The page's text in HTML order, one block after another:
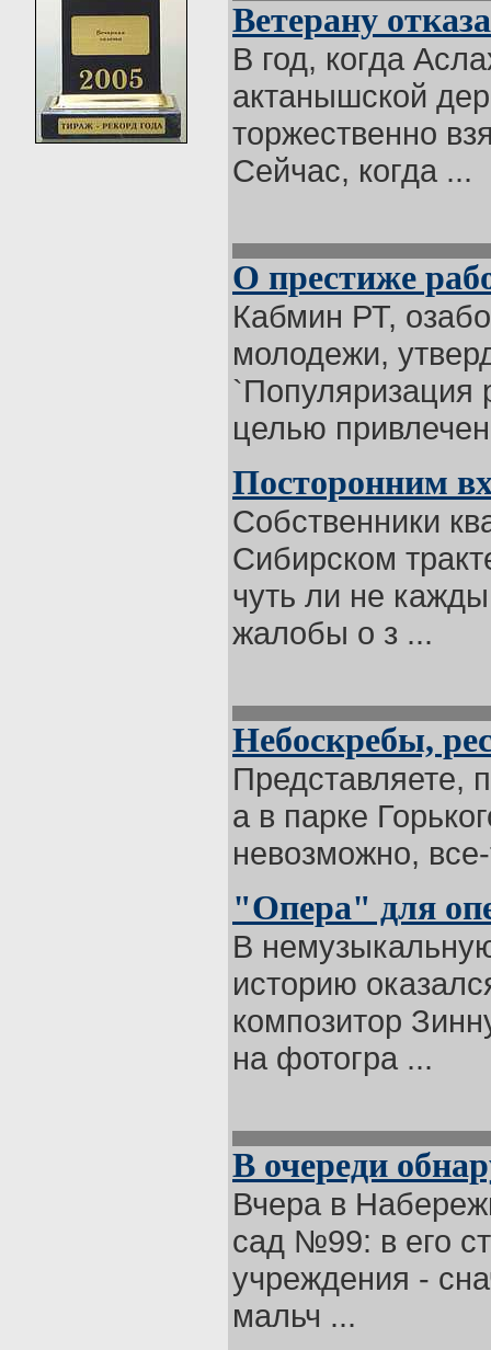
Ветерану
В год, когда
актанышской
торжественно
Сейчас, когда ...
О престиже
Кабмин РТ,
молодежи,
`Популяризация
целью
Посторонним
Собственники
Сибирском
чуть ли не
жалобы о з ...
Небоскребы,
Представляете,
а в парке
невозможно,
"Опера" для
В
историю
композитор
на фотогра ...
В очереди
Вчера в
сад №99: в его
учреждения -
мальч ...